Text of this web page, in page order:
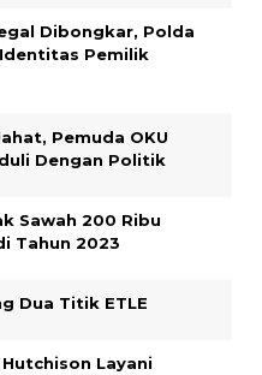
Dibongkar, Polda
Pemilik
Pemuda OKU
Dengan Politik
Sawah 200 Ribu
Tahun 2023
Dua Titik ETLE
Layani